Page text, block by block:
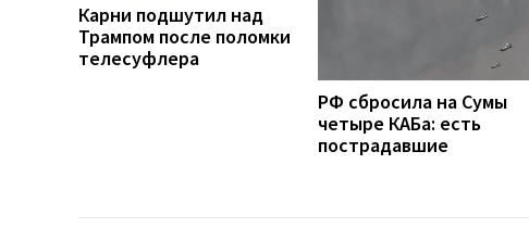
Карни подшутил над
Трампом после поломки
телесуфлера
РФ сбросила на Сумы
четыре КАБа: есть
пострадавшие